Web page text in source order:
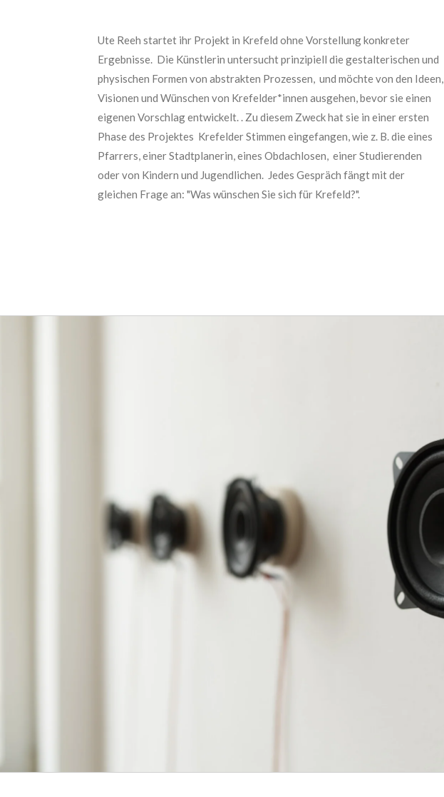
Ute Reeh startet ihr Projekt in Krefeld ohne Vorstellung konkreter
Ergebnisse. Die Künstlerin untersucht prinzipiell die gestalterischen und
physischen Formen von abstrakten Prozessen, und möchte von den Ideen,
Visionen und Wünschen von Krefelder*innen ausgehen, bevor sie einen
eigenen Vorschlag entwickelt. . Zu diesem Zweck hat sie in einer ersten
Phase des Projektes Krefelder Stimmen eingefangen, wie z. B. die eines
Pfarrers, einer Stadtplanerin, eines Obdachlosen, einer Studierenden
oder von Kindern und Jugendlichen. Jedes Gespräch fängt mit der
gleichen Frage an: "Was wünschen Sie sich für Krefeld?".